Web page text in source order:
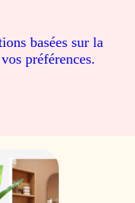
basées sur la
préférences.